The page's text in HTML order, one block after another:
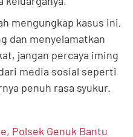
mengungkap kasus ini,
dan menyelamatkan
jangan percaya iming
media sosial seperti
penuh rasa syukur.
Polsek Genuk Bantu